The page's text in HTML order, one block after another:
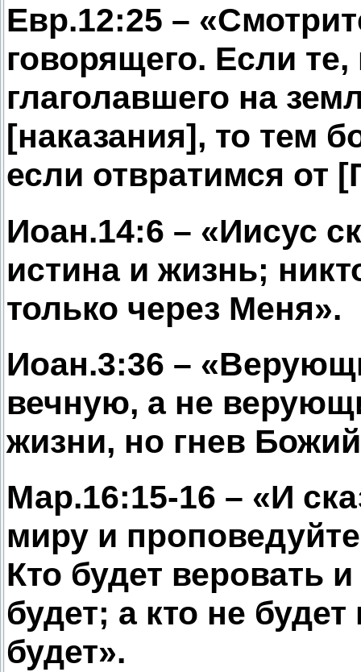
Евр.12:25 –
говорящего. Если
глаголавшего на
[наказания], то тем
если отвратимся от
Иоан.14:6 – «Иисус
истина и жизнь;
только через Меня».
Иоан.3:36 –
вечную, а не
жизни, но гнев
Мар.16:15-16 – «И
миру и
Кто будет веровать
будет; а кто не
будет».